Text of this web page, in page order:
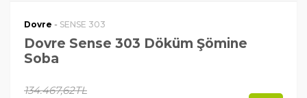
Dovre - SENSE 303
Dovre Sense 303 Döküm Şömine
Soba
134.467,62TL